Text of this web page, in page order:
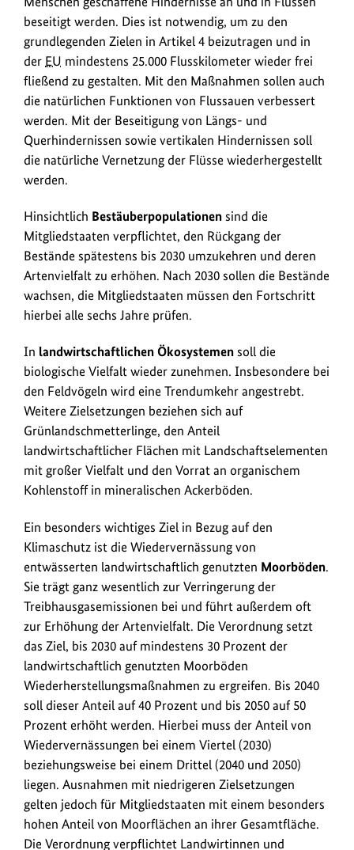
beseitigt werden. Dies ist notwendig, um zu den
grundlegenden Zielen in Artikel 4 beizutragen und in
der EU mindestens 25.000 Flusskilometer wieder frei
fließend zu gestalten. Mit den Maßnahmen sollen auch
die natürlichen Funktionen von Flussauen verbessert
werden. Mit der Beseitigung von Längs- und
Querhindernissen sowie vertikalen Hindernissen soll
die natürliche Vernetzung der Flüsse wiederhergestellt
werden.
Hinsichtlich Bestäuberpopulationen sind die
Mitgliedstaaten verpflichtet, den Rückgang der
Bestände spätestens bis 2030 umzukehren und deren
Artenvielfalt zu erhöhen. Nach 2030 sollen die Bestände
wachsen, die Mitgliedstaaten müssen den Fortschritt
hierbei alle sechs Jahre prüfen.
In landwirtschaftlichen Ökosystemen soll die
biologische Vielfalt wieder zunehmen. Insbesondere bei
den Feldvögeln wird eine Trendumkehr angestrebt.
Weitere Zielsetzungen beziehen sich auf
Grünlandschmetterlinge, den Anteil
landwirtschaftlicher Flächen mit Landschaftselementen
mit großer Vielfalt und den Vorrat an organischem
Kohlenstoff in mineralischen Ackerböden.
Ein besonders wichtiges Ziel in Bezug auf den
Klimaschutz ist die Wiedervernässung von
entwässerten landwirtschaftlich genutzten Moorböden.
Sie trägt ganz wesentlich zur Verringerung der
Treibhausgasemissionen bei und führt außerdem oft
zur Erhöhung der Artenvielfalt. Die Verordnung setzt
das Ziel, bis 2030 auf mindestens 30 Prozent der
landwirtschaftlich genutzten Moorböden
Wiederherstellungsmaßnahmen zu ergreifen. Bis 2040
soll dieser Anteil auf 40 Prozent und bis 2050 auf 50
Prozent erhöht werden. Hierbei muss der Anteil von
Wiedervernässungen bei einem Viertel (2030)
beziehungsweise bei einem Drittel (2040 und 2050)
liegen. Ausnahmen mit niedrigeren Zielsetzungen
gelten jedoch für Mitgliedstaaten mit einem besonders
hohen Anteil von Moorflächen an ihrer Gesamtfläche.
Die Verordnung verpflichtet Landwirtinnen und